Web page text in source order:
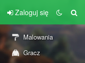
Zaloguj się
Malowania
Gracz